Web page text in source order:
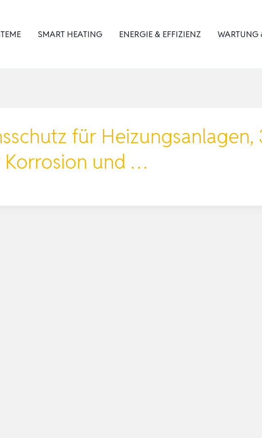
SMART HEATING ENERGIE & EFFIZIENZ WARTUNG
für Heizungsanlagen,
Korrosion und …